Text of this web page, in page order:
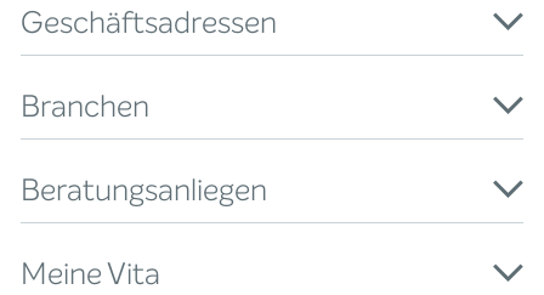
Geschäftsadressen
Branchen
Beratungsanliegen
Meine Vita